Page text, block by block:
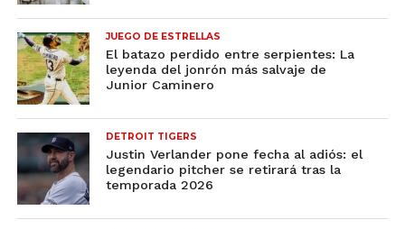
JUEGO DE ESTRELLAS
El batazo perdido entre serpientes: La
leyenda del jonrón más salvaje de
Junior Caminero
DETROIT TIGERS
Justin Verlander pone fecha al adiós: el
legendario pitcher se retirará tras la
temporada 2026